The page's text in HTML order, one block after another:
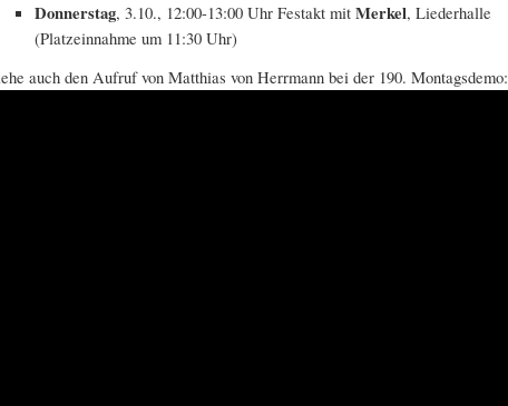
Donnerstag, 3.10., 12:00-13:00 Uhr Festakt mitMerkel, Liederhalle
(Platzeinnahme um 11:30 Uhr)
auch den Aufruf von Matthias von Herrmann bei der 190. Montagsdemo: